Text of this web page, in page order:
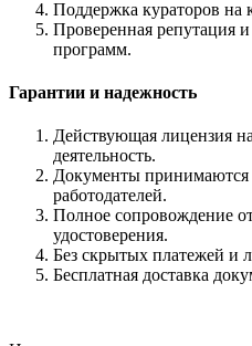
Поддержка кураторов на
Проверенная репутация
программ.
Гарантии и надежность
Действующая лицензия
деятельность.
Документы принимаются
работодателей.
Полное сопровождение
удостоверения.
Без скрытых платежей и
Бесплатная доставка